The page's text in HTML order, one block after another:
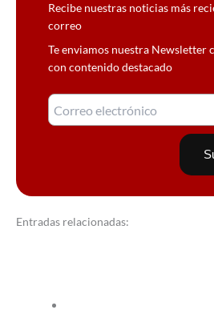
Recibe nuestras noticias más
correo
Te enviamos nuestra Newsletter
con contenido destacado
Entradas relacionadas: